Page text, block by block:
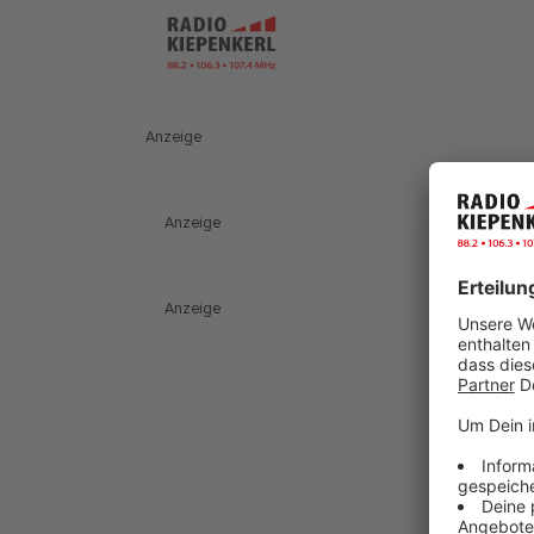
Anzeige
Anzeige
Anzeige